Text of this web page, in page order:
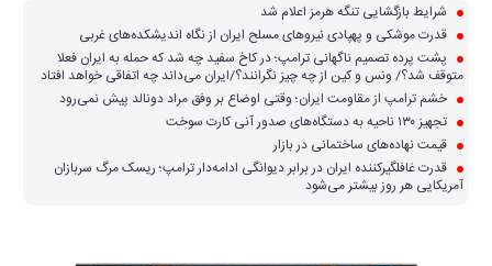
شرایط بازگشایی تنگه هرمز اعلام شد
قدرت موشکی و پهپادی نیرو‌های مسلح ایران از نگاه اندیشکده‌های غربی
پشت پرده تصمیم ناگهانی ترامپ؛ در کاخ سفید چه شد که حمله به ایران فعلا
متوقف شد؟/ ونس و کین از چه چیز نگرانند؟/ایران می‌داند چه اتفاقی خواهد افتاد
خشم ترامپ از مقاومت ایران؛ وقتی اوضاع بر وفق مراد دونالد پیش نمی‌رود
تجهیز ۱۳۰ ناحیه به دستگاه‌های صدور آنی کارت سوخت
قیمت نهاده‌های ساختمانی در بازار
قدرت غافلگیرکننده ایران در برابر دیوانگی ادامه‌دار ترامپ؛ ریسک مرگ سربازان
آمریکایی هر روز بیشتر می‌شود